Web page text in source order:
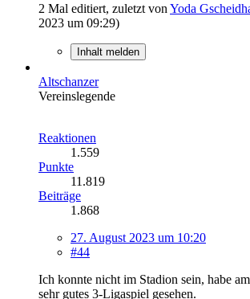
2 Mal editiert, zuletzt von Yoda
2023 um 09:29)
Inhalt melden
Altschanzer
Vereinslegende
Reaktionen
1.559
Punkte
11.819
Beiträge
1.868
27. August 2023 um 10:20
#44
Ich konnte nicht im Stadion sein, habe
sehr gutes 3-Ligaspiel gesehen.